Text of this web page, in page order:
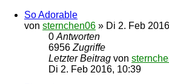
So Adorable
von sternchen06 » Di 2. Feb
0 Antworten
6956 Zugriffe
Letzter Beitrag von
Di 2. Feb 2016, 10:39